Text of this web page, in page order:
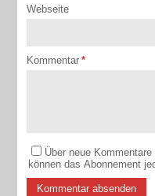
Webseite
Kommentar *
Über neue
können das Abonnement
Kommentar absenden